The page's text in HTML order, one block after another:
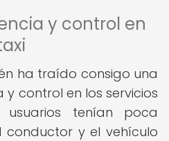
y control en
ha traído consigo una
control en los servicios
tenían poca
conductor y el vehículo